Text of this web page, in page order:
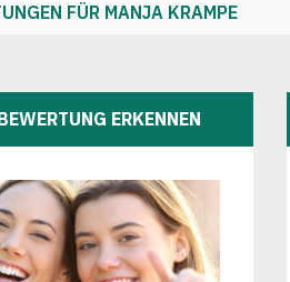
FÜR MANJA KRAMPE
ERKENNEN